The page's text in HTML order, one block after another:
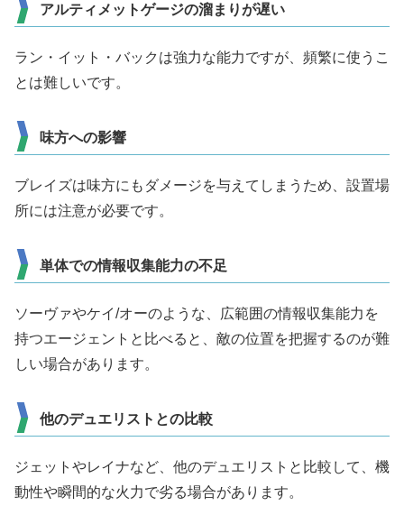
アルティメットゲージの溜まりが遅い
ラン・イット・バックは強力な能力ですが、頻繁に使うこ
とは難しいです。
味方への影響
ブレイズは味方にもダメージを与えてしまうため、設置場
所には注意が必要です。
単体での情報収集能力の不足
ソーヴァやケイ/オーのような、広範囲の情報収集能力を
持つエージェントと比べると、敵の位置を把握するのが難
しい場合があります。
他のデュエリストとの比較
ジェットやレイナなど、他のデュエリストと比較して、機
動性や瞬間的な火力で劣る場合があります。